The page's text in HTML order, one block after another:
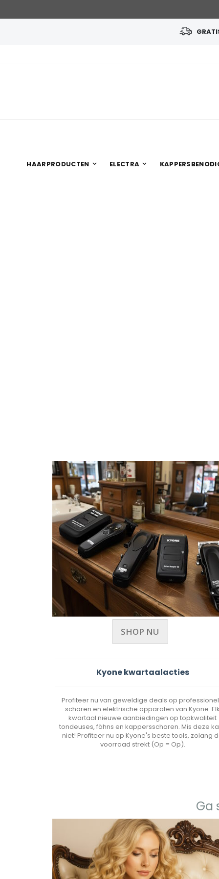
HAARPRODUCTEN ELECTRA
SHOP NU
Kyone kwartaalacties
Profiteer nu van geweldige deals op
scharen en elektrische apparaten van Kyone.
kwartaal nieuwe aanbiedingen op topkwaliteit
tondeuses, föhns en kappersscharen. Mis deze
niet! Profiteer nu op Kyone's beste tools, zolang
voorraad strekt (Op = Op).
Ga